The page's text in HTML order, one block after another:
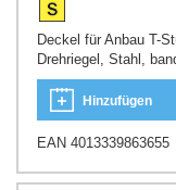
Deckel für Anbau T-
Drehriegel, Stahl,
Hinzufügen
EAN 4013339863655